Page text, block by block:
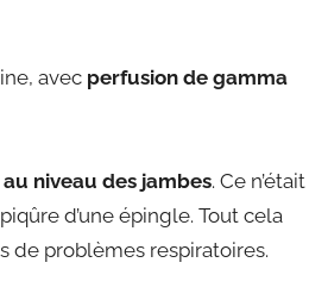
avec perfusion de gamma
niveau des jambes. Ce n’était
d’une épingle. Tout cela
de problèmes respiratoires.